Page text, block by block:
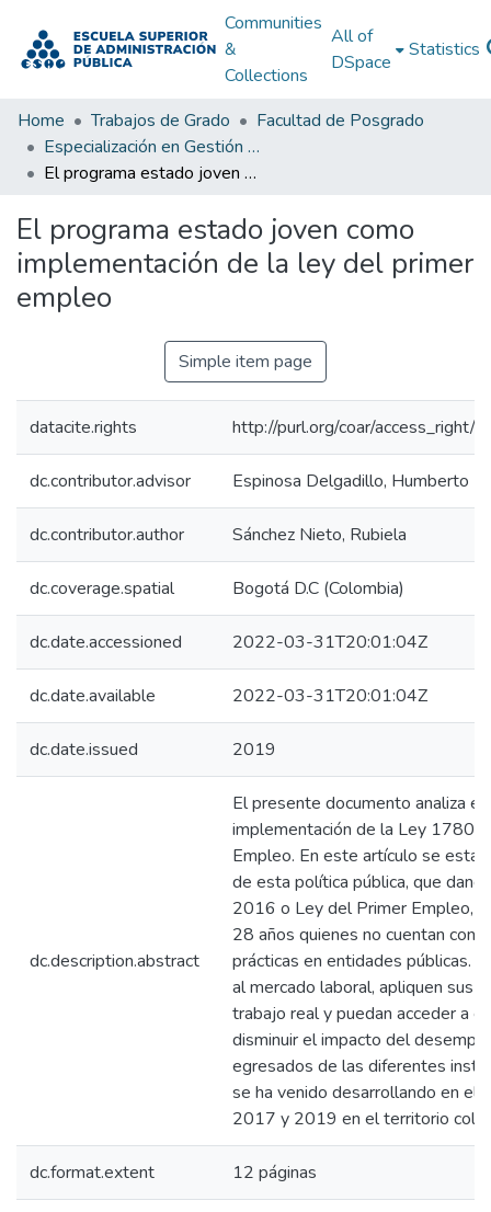
Communities
&
Collections
All of
DSpace
Statistics
Home Trabajos de Grado
Facultad de Posgrado
Especialización en Gestión Pública
El programa estado joven como implementación de la ley del primer empleo
El programa estado joven como
implementación de la ley del primer
empleo
Simple item page
datacite.rights http://purl.org/coar/access_right/
dc.contributor.advisor Espinosa Delgadillo, Humberto
dc.contributor.author Sánchez Nieto, Rubiela
dc.coverage.spatial Bogotá D.C (Colombia)
dc.date.accessioned 2022-03-31T20:01:04Z
dc.date.available 2022-03-31T20:01:04Z
dc.date.issued 2019
dc.description.abstract
El presente documento analiza el
implementación de la Ley 1780
Empleo. En este artículo se
de esta política pública, que
2016 o Ley del Primer Empleo,
28 años quienes no cuentan con
prácticas en entidades públicas.
al mercado laboral, apliquen sus
trabajo real y puedan acceder a
disminuir el impacto del
egresados de las diferentes
se ha venido desarrollando en el
2017 y 2019 en el territorio
dc.format.extent 12 páginas